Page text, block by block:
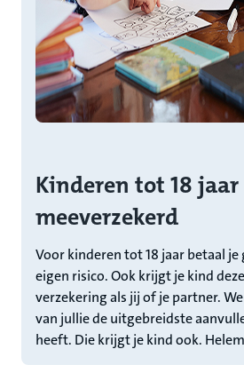
Kinderen tot 18
meeverzekerd
Voor kinderen tot 18 jaar betaal
eigen risico. Ook krijgt je kind
verzekering als jij of je partner.
van jullie de uitgebreidste
heeft. Die krijgt je kind ook.